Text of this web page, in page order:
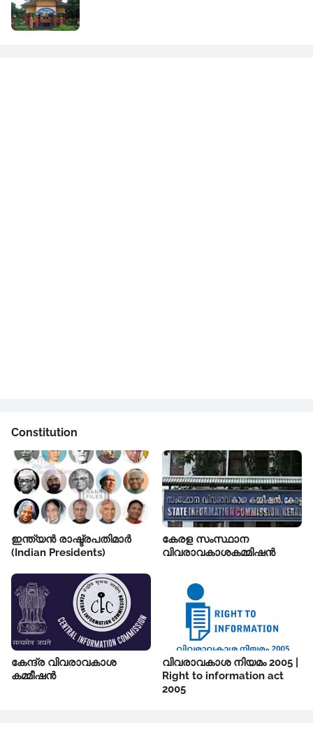
Constitution
ഇന്ത്യൻ രാഷ്ട്രപതിമാർ
(Indian Presidents)
കേരള സംസ്ഥാന
വിവരാവകാശകമ്മിഷൻ
കേന്ദ്ര വിവരാവകാശ
കമ്മീഷൻ
വിവരാവകാശ നിയമം 2005 |
Right to information act
2005